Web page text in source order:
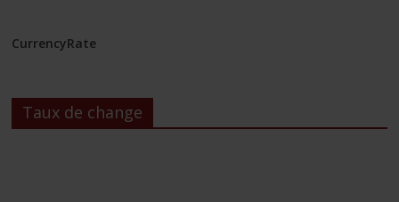
CurrencyRate
Taux de change